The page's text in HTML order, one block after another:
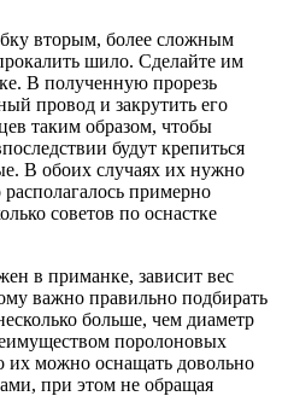
вторым, более сложным
шило. Сделайте им
В полученную прорезь
провод и закрутить его
таким образом, чтобы
будут крепиться
В обоих случаях их нужно
примерно
советов по оснастке
в приманке, зависит вес
важно правильно подбирать
больше, чем диаметр
поролоновых
их можно оснащать довольно
при этом не обращая